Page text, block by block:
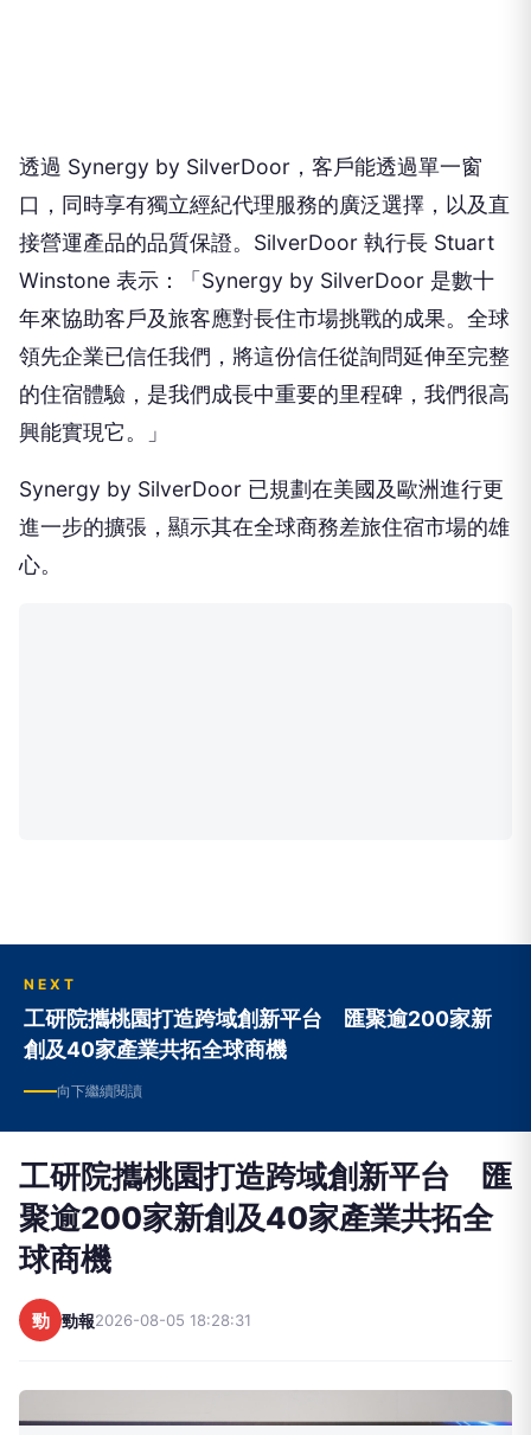
透過 Synergy by SilverDoor，客戶能透過單一窗
口，同時享有獨立經紀代理服務的廣泛選擇，以及直
接營運產品的品質保證。SilverDoor 執行長 Stuart
Winstone 表示：「Synergy by SilverDoor 是數十
年來協助客戶及旅客應對長住市場挑戰的成果。全球
領先企業已信任我們，將這份信任從詢問延伸至完整
的住宿體驗，是我們成長中重要的里程碑，我們很高
興能實現它。」
Synergy by SilverDoor 已規劃在美國及歐洲進行更
進一步的擴張，顯示其在全球商務差旅住宿市場的雄
心。
NEXT
工研院攜桃園打造跨域創新平台 匯聚逾200家新
創及40家產業共拓全球商機
向下繼續閱讀
工研院攜桃園打造跨域創新平台 匯
聚逾200家新創及40家產業共拓全
球商機
勁 勁報2026-08-05 18:28:31